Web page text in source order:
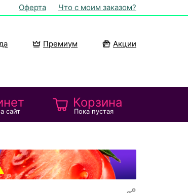
Оферта Что с моим заказом?
Премиум
Акции
сайт
Корзина
Пока пустая